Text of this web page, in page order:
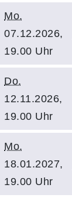
Mo.
07.12.2026,
19.00 Uhr
Do.
12.11.2026,
19.00 Uhr
Mo.
18.01.2027,
19.00 Uhr